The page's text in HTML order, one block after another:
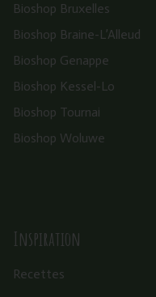
Bioshop Bruxelles
Bioshop Braine-L’Alleud
Bioshop Genappe
Bioshop Kessel-Lo
Bioshop Tournai
Bioshop Woluwe
Inspiration
Recettes